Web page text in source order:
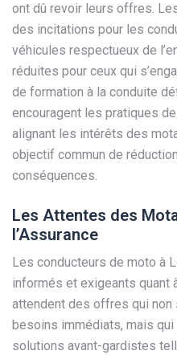
ont dû revoir leurs offres.
des incitations pour les
véhicules respectueux de
réduites pour ceux qui
de formation à la conduite
encouragent les pratiques
alignant les intérêts des
objectif commun de
conséquences.
Les Attentes des
l’Assurance
Les conducteurs de moto à
informés et exigeants quant
attendent des offres qui non
besoins immédiats, mais
solutions avant-gardistes